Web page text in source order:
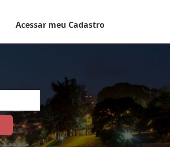
Acessar meu Cadastro